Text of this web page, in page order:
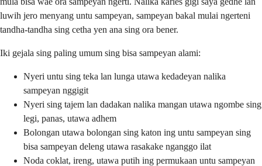
luwih jero menyang untu sampeyan, sampeyan bakal mulai ngerteni
tandha-tandha sing cetha yen ana sing ora bener.
Iki gejala sing paling umum sing bisa sampeyan alami:
Nyeri untu sing teka lan lunga utawa kedadeyan nalika
sampeyan nggigit
Nyeri sing tajem lan dadakan nalika mangan utawa ngombe sing
legi, panas, utawa adhem
Bolongan utawa bolongan sing katon ing untu sampeyan sing
bisa sampeyan deleng utawa rasakake nganggo ilat
Noda coklat, ireng, utawa putih ing permukaan untu sampeyan